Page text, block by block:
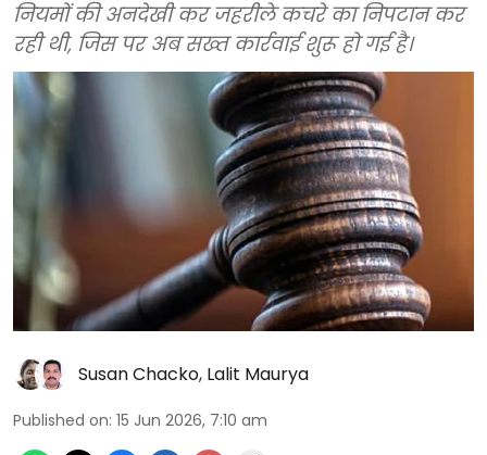
नियमों की अनदेखी कर जहरीले कचरे का निपटान कर
रही थी, जिस पर अब सख्त कार्रवाई शुरू हो गई है।
Susan Chacko, Lalit Maurya
Published on: 15 Jun 2026, 7:10 am